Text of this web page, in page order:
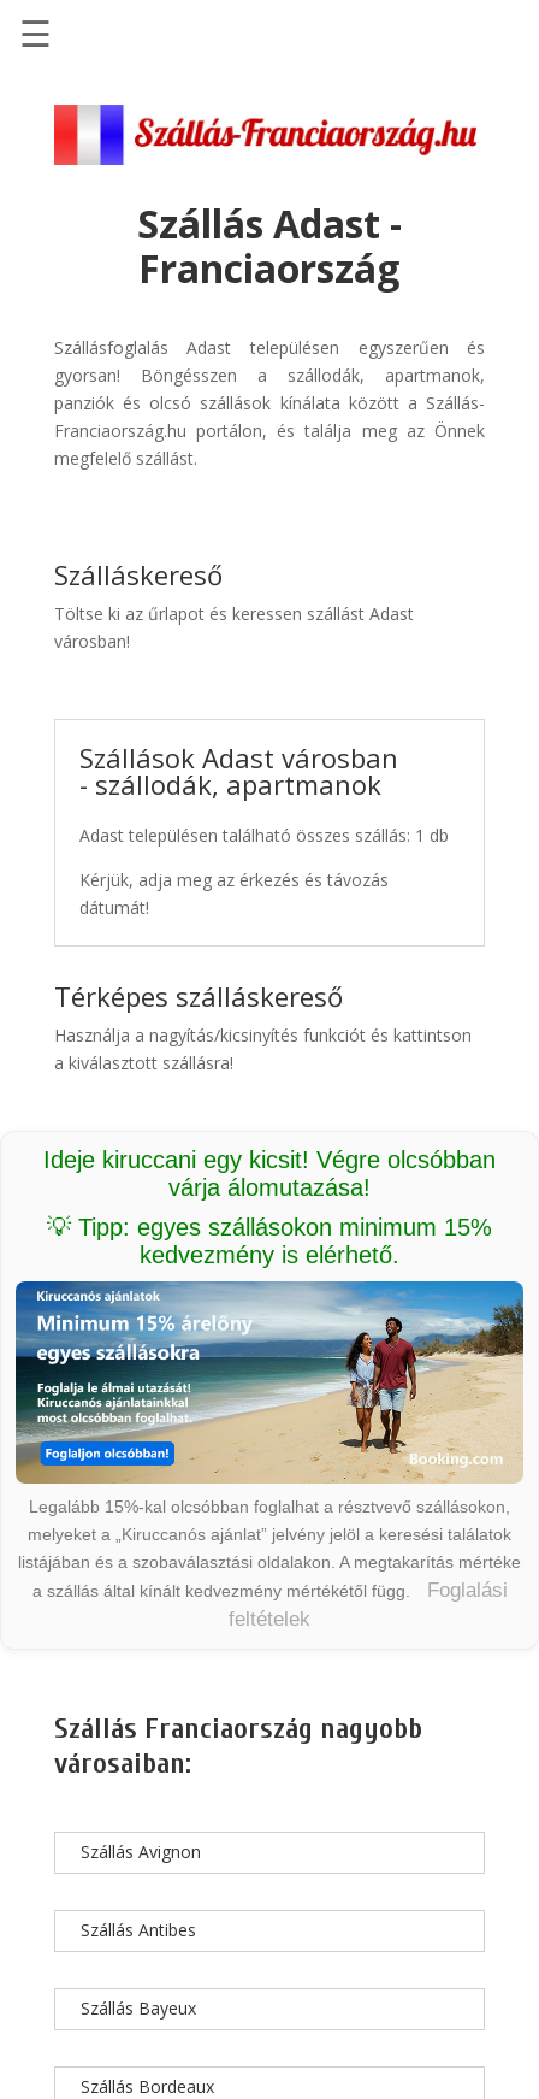
Szállások
Repülőjegy
pénzvisszatérítéssel
Discover
Cars
Transzfer
☰
Szállás Adast -
Franciaország
Szállásfoglalás Adast településen egyszerűen és
gyorsan! Böngésszen a szállodák, apartmanok,
panziók és olcsó szállások kínálata között a Szállás-
Franciaország.hu portálon, és találja meg az Önnek
megfelelő szállást.
Szálláskereső
Töltse ki az űrlapot és keressen szállást Adast
városban!
Szállások Adast városban
- szállodák, apartmanok
Adast településen található összes szállás: 1 db
Kérjük, adja meg az érkezés és távozás
dátumát!
Térképes szálláskereső
Használja a nagyítás/kicsinyítés funkciót és kattintson
a kiválasztott szállásra!
Ideje kiruccani egy kicsit! Végre olcsóbban
várja álomutazása!
💡 Tipp: egyes szállásokon minimum 15%
kedvezmény is elérhető.
Legalább 15%-kal olcsóbban foglalhat a résztvevő szállásokon,
melyeket a „Kiruccanós ajánlat” jelvény jelöl a keresési találatok
listájában és a szobaválasztási oldalakon. A megtakarítás mértéke
a szállás által kínált kedvezmény mértékétől függ.
Foglalási
feltételek
Szállás Franciaország nagyobb
városaiban:
Szállás Avignon
Szállás Antibes
Szállás Bayeux
Szállás Bordeaux